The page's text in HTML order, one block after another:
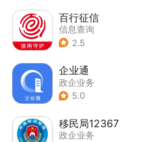
百行征信
信息查询
| 业务咨询办理
2.5
企业通
政企业务
5.0
移民局12367
政企业务